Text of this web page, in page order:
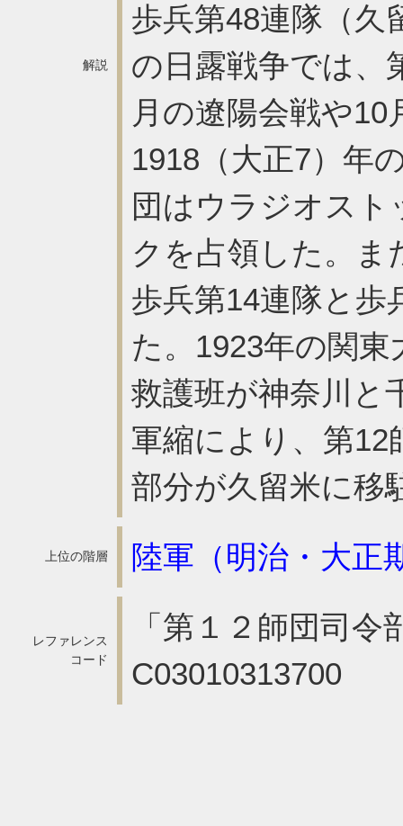
解説
歩兵第48連隊（久
の日露戦争では、
月の遼陽会戦や
1918（大正7）年
団はウラジオス
クを占領した。ま
歩兵第14連隊と歩
た。1923年の関
救護班が神奈川と
軍縮により、第12
部分が久留米に移
上位の階層 陸軍（明治・大正
レファレンス
コード
「第１２師団司
C03010313700